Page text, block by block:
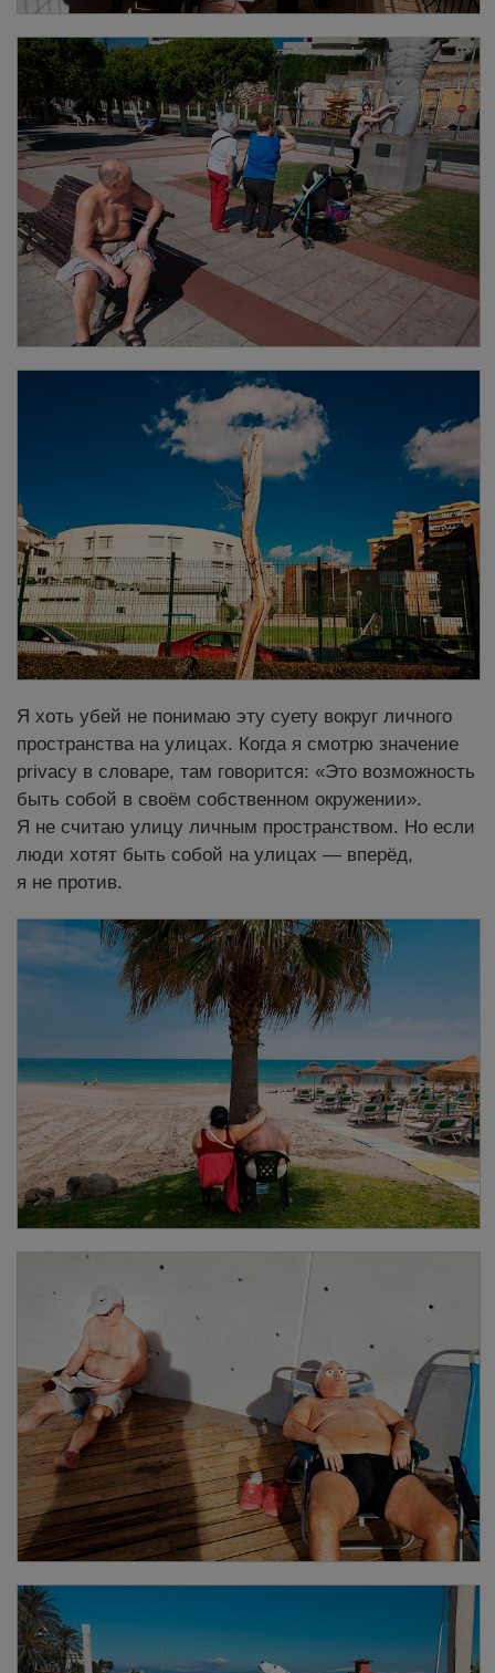
Я хоть убей не понимаю эту суету вокруг личного
пространства на улицах. Когда я смотрю значение
privacy в словаре, там говорится: «Это возможность
быть собой в своём собственном окружении».
Я не считаю улицу личным пространством. Но если
люди хотят быть собой на улицах — вперёд,
я не против.